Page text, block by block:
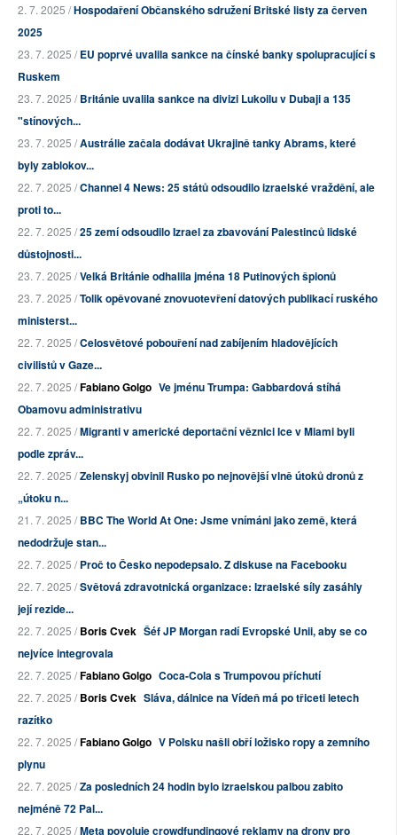
2. 7. 2025 /Hospodaření Občanského sdružení Britské listy za červen
2025
23. 7. 2025 /EU poprvé uvalila sankce na čínské banky spolupracující s
Ruskem
23. 7. 2025 /Británie uvalila sankce na divizi Lukoilu v Dubaji a 135
"stínových...
23. 7. 2025 /Austrálie začala dodávat Ukrajině tanky Abrams, které
byly zablokov...
22. 7. 2025 /Channel 4 News: 25 států odsoudilo izraelské vraždění, ale
proti to...
22. 7. 2025 /25 zemí odsoudilo Izrael za zbavování Palestinců lidské
důstojnosti...
23. 7. 2025 /Velká Británie odhalila jména 18 Putinových špionů
23. 7. 2025 /Tolik opěvované znovuotevření datových publikací ruského
ministerst...
22. 7. 2025 /Celosvětové pobouření nad zabíjením hladovějících
civilistů v Gaze...
22. 7. 2025 /Fabiano Golgo Ve jménu Trumpa: Gabbardová stíhá
Obamovu administrativu
22. 7. 2025 /Migranti v americké deportační věznici Ice v Miami byli
podle zpráv...
22. 7. 2025 /Zelenskyj obvinil Rusko po nejnovější vlně útoků dronů z
„útoku n...
21. 7. 2025 /BBC The World At One: Jsme vnímáni jako země, která
nedodržuje stan...
22. 7. 2025 /Proč to Česko nepodepsalo. Z diskuse na Facebooku
22. 7. 2025 /Světová zdravotnická organizace: Izraelské síly zasáhly
její rezide...
22. 7. 2025 /Boris Cvek Šéf JP Morgan radí Evropské Unii, aby se co
nejvíce integrovala
22. 7. 2025 /Fabiano Golgo Coca-Cola s Trumpovou příchutí
22. 7. 2025 /Boris Cvek Sláva, dálnice na Vídeň má po třiceti letech
razítko
22. 7. 2025 /Fabiano Golgo V Polsku našli obří ložisko ropy a zemního
plynu
22. 7. 2025 /Za posledních 24 hodin bylo izraelskou palbou zabito
nejméně 72 Pal...
22. 7. 2025 /Meta povoluje crowdfundingové reklamy na drony pro